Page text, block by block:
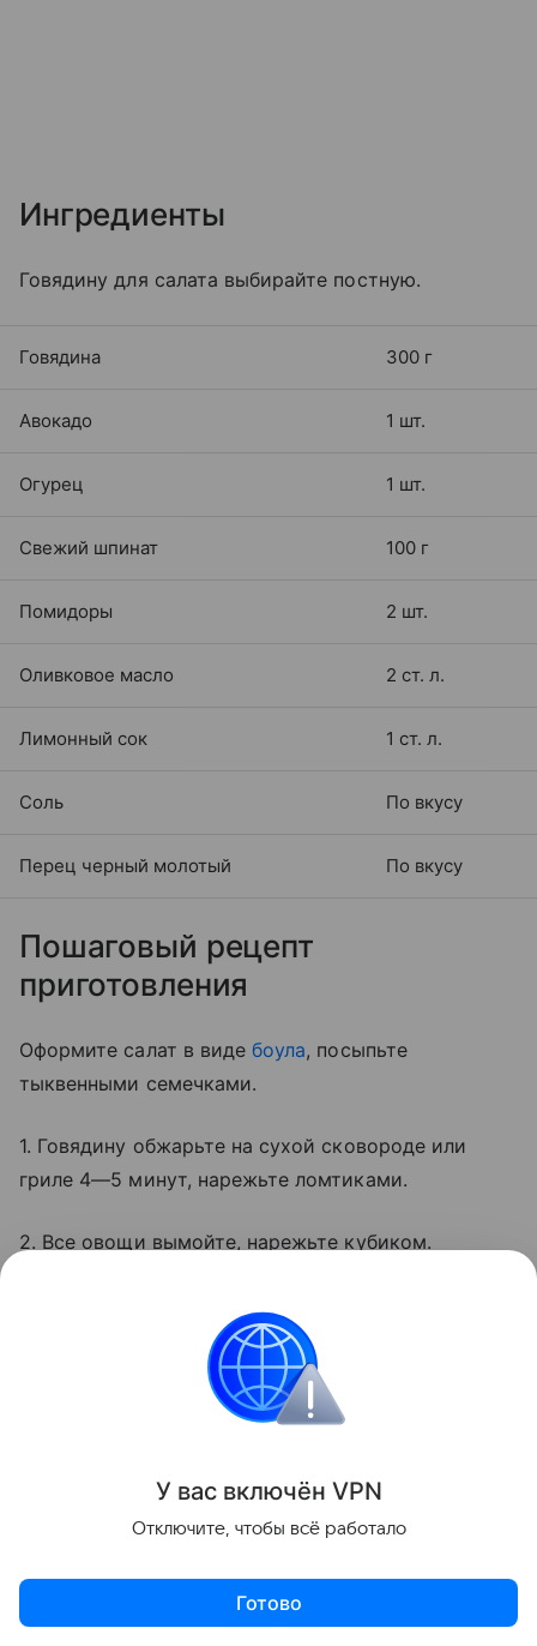
Ингредиенты
Говядину для салата выбирайте постную.
Говядина 300 г
Авокадо 1 шт.
Огурец 1 шт.
Свежий шпинат 100 г
Помидоры 2 шт.
Оливковое масло 2 ст. л.
Лимонный сок 1 ст. л.
Соль По вкусу
Перец черный молотый По вкусу
Пошаговый рецепт
приготовления
Оформите салат в видебоула, посыпьте
тыквенными семечками.
1. Говядину обжарьте на сухой сковороде или
гриле 4—5 минут, нарежьте ломтиками.
2. Все овощи вымойте, нарежьте кубиком.
У вас включён VPN
Отключите, чтобы всё работало
Готово